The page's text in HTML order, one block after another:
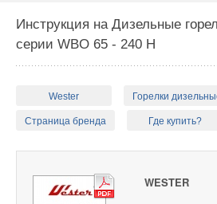
Инструкция на Дизельные
серии WBO 65 - 240 H
Wester Горелки
Страница бренда Где купить?
WESTER